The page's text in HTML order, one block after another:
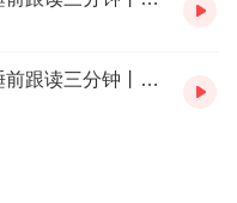
儿童启蒙必读丨国学经典诵读丨睡前跟读三分钟丨声律启蒙十三覃上丨求关注订阅转发